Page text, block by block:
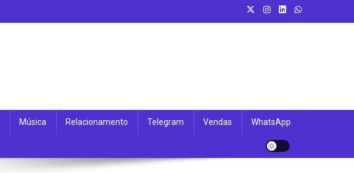
Música Relacionamento Telegram Vendas WhatsApp